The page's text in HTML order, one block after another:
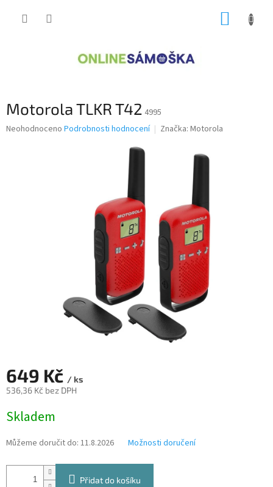
Motorola TLKR T42 4995
Průměrné
Neohodnoceno Podrobnosti hodnocení Značka: Motorola
649 Kč / ks
536,36 Kč bez DPH
cena:
Skladem
Můžeme doručit do: 11.8.2026 Možnosti doručení
Přidat do košíku